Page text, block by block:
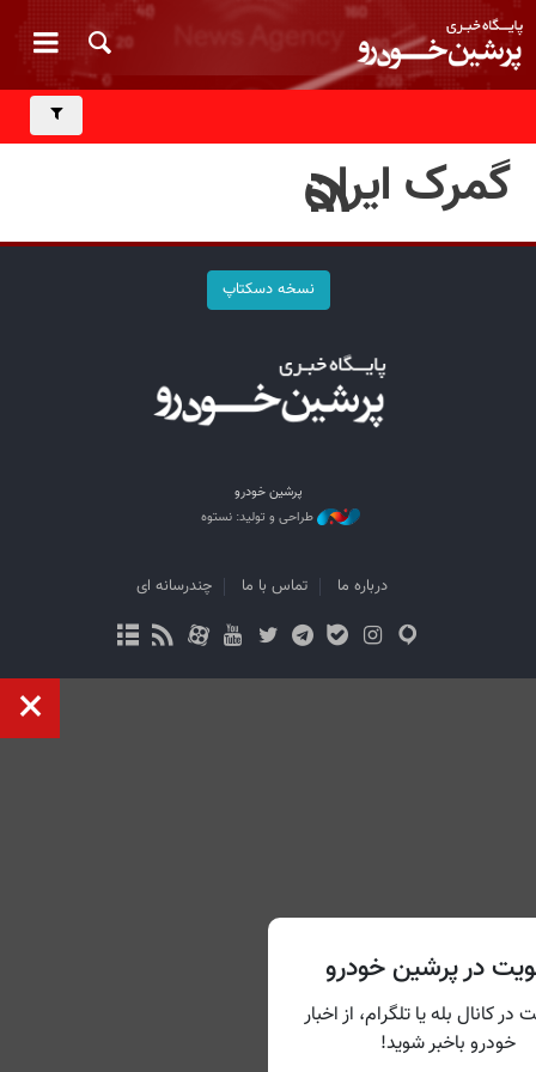
گمرک ایران
نسخه دسکتاپ
پرشین خودرو
طراحی و تولید: نستوه
درباره ما تماس با ما چندرسانه ای
در پرشین خودرو
در کانال بله یا تلگرام، از اخبار
خودرو باخبر شوید!